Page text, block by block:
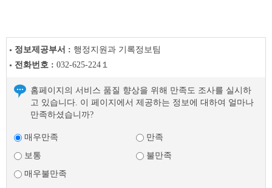
정보제공부서 : 행정지원과 기록정보팀
전화번호 : 032-625-224１
홈페이지의 서비스 품질 향상을 위해 만족도 조사를 실시하
고 있습니다. 이 페이지에서 제공하는 정보에 대하여 얼마나
만족하셨습니까?
매우만족
만족
보통
불만족
매우불만족